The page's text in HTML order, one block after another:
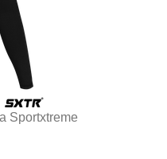
Sportxtreme